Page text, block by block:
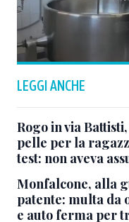
LEGGI ANCHE
Rogo in via
pelle per la
test: non aveva
Monfalcone, alla
patente: multa da
e auto ferma per